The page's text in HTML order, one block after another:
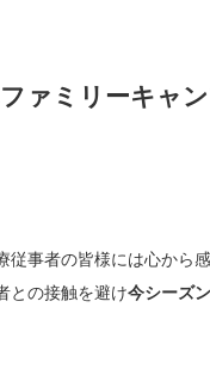
ァミリーキャ
従事者の皆様には心から
との接触を避け今シーズ